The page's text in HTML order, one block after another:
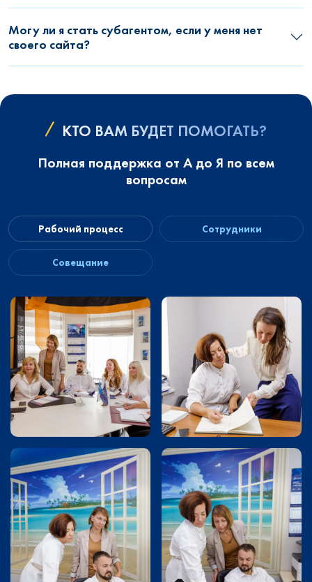
Могу ли я стать субагентом, если у меня нет
своего сайта?
КТО ВАМ БУДЕТ ПОМОГАТЬ?
Полная поддержка от А до Я по всем
вопросам
Рабочий процесс Сотрудники
Совещание